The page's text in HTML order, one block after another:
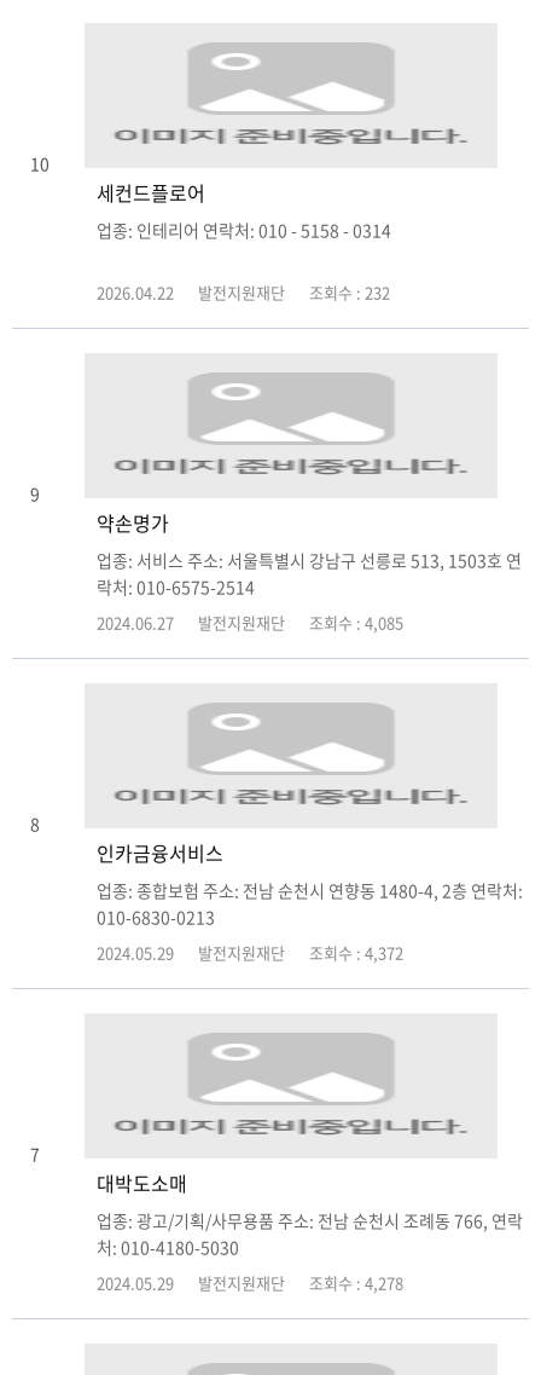
10
세컨드플로어
업종: 인테리어 연락처: 010 - 5158 - 0314
2026.04.22 발전지원재단 조회수 : 232
9
약손명가
업종: 서비스 주소: 서울특별시 강남구 선릉로 513, 1503호 연
락처: 010-6575-2514
2024.06.27 발전지원재단 조회수 : 4,085
8
인카금융서비스
업종: 종합보험 주소: 전남 순천시 연향동 1480-4, 2층 연락처:
010-6830-0213
2024.05.29 발전지원재단 조회수 : 4,372
7
대박도소매
업종: 광고/기획/사무용품 주소: 전남 순천시 조례동 766, 연락
처: 010-4180-5030
2024.05.29 발전지원재단 조회수 : 4,278